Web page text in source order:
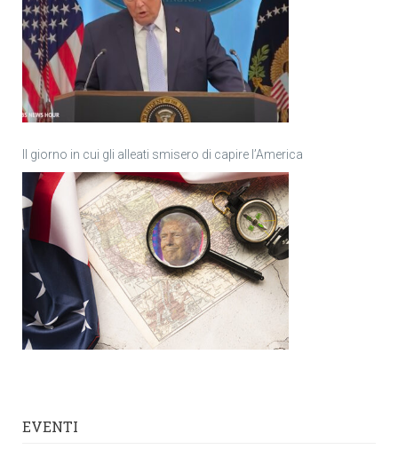
Il giorno in cui gli alleati smisero di capire l’America
EVENTI